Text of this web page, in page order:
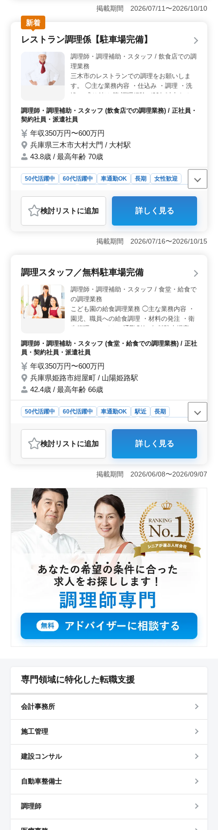
分に活かせます。 調理経験3年以上の方募集。ブランク
のある方もOK。培った技術や知識を存分に発揮し、仕事
に取り組めます。 ＜働きやすい環境＞ 4週8休シフ
ト制での勤務なので、お休みもしっかり取れます。 働
きやすく、長期間の勤務が可能な環境です。 ＜福利
厚生が充実＞ 社会保険完備など、福利厚生面も充実し
ています。 安心して働ける環境を整えています。
掲載期間 2026/07/11〜2026/10/10
新着
レストラン調理係【駐車場完備】
調理師・調理補助・スタッフ / 飲食店での調
理業務
三木市のレストランでの調理をお願いしま
す。 ◯主な業務内容 ・仕込み ・調理 ・洗
浄 ・盛り付け 等 調理経験が20年以上ある方
レクチャーしますので、安心してください。
調理師・調理補助・スタッフ (飲食店での調理業務) / 正社員・
契約社員・派遣社員
年収350万円〜600万円
兵庫県三木市大村大門 / 大村駅
43.8歳 / 最高年齢 70歳
50代活躍中 60代活躍中 車通勤OK 長期
女性歓迎
調理師・調理補助・スタッフ
おすすめポイント
＜シニア活躍＞ レストラン調理係として、50代・60代
の方が多く活躍しています。これまでの調理経験を活か
し、仕込み、調理、盛り付けなどの業務を担当していた
だきます。特に洋食レストランやゴルフ場の飲食施設で
定した収入が得られ、賞与も年2回支給されます。さら
な雇用と安心して働ける環境が整っています。 ＜働
きやすい環境＞ 無料駐車場があり、マイカー通勤が可
能です。また休暇制度も整っており、プライベートの時
間も大切にできます。シニア世代の知識と技術を活か
し、レストランでやりがいのある仕事に取り組むことが
できます。
検討リスト に追加 詳しく見る
掲載期間 2026/07/16〜2026/10/15
調理スタッフ／無料駐車場完備
調理師・調理補助・スタッフ / 食堂・給食で
の調理業務
こども園の給食調理業務 ◯主な業務内容 ・
園児、職員への給食調理 ・材料の発注 ・衛
生管理 ＊マイカー通勤OK（無料駐車場完
れから共に働いてみませんか？ 即戦力とし
て実力を活かせるお仕事です！
調理師・調理補助・スタッフ (食堂・給食での調理業務) / 正社
員・契約社員・派遣社員
年収350万円〜600万円
兵庫県姫路市紺屋町 / 山陽姫路駅
42.4歳 / 最高年齢 66歳
50代活躍中 60代活躍中 車通勤OK 駅近
長期
契約社員
調理師・調理補助・スタッフ
おすすめポイント
＜働きやすい環境＞ 残業なしの勤務で、決まった時間
帯で働きやすい環境です。日曜・祝日休みがあり、生活
リズムを整えながら長期的に勤務できます。 ＜経験
を活かせる＞ こども園の給食調理や栄養計算業務を担
当します。これまでの調理経験を活かし、子どもたちの
食事を支える仕事で力を発揮できます。 ＜通勤＋待
遇充実＞ 無料駐車場完備でマイカー通勤が可能なため
通勤しやすい環境です。交通費支給や社会保険など福利
厚生も整っており、安心して長く働ける環境です。
検討リスト に追加 詳しく見る
掲載期間 2026/06/08〜2026/09/07
専門領域に特化した転職支援
会計事務所
施工管理
建設コンサル
自動車整備士
調理師